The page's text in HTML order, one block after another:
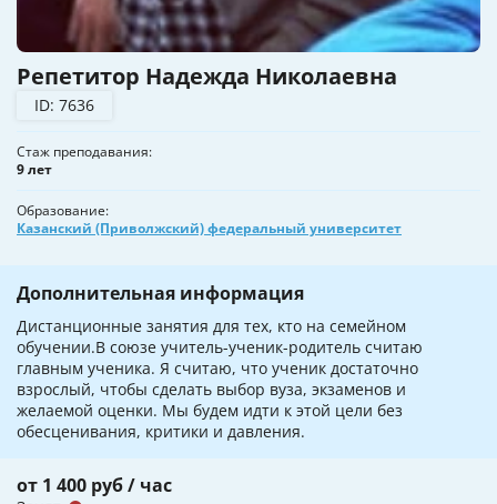
Репетитор Надежда Николаевна
ID: 7636
Стаж преподавания
9 лет
Образование
Казанский (Приволжский) федеральный университет
Дополнительная информация
Дистанционные занятия для тех, кто на семейном
обучении.В союзе учитель-ученик-родитель считаю
главным ученика. Я считаю, что ученик достаточно
взрослый, чтобы сделать выбор вуза, экзаменов и
желаемой оценки. Мы будем идти к этой цели без
обесценивания, критики и давления.
от 1 400 руб / час